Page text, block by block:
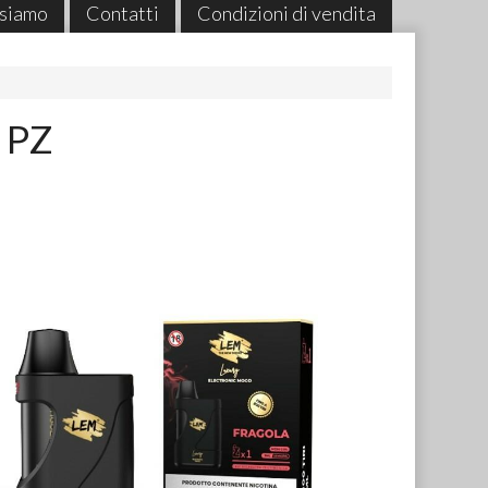
Contatti Condizioni di vendita